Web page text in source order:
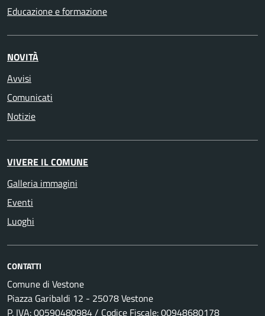
Educazione e formazione
NOVITÀ
Avvisi
Comunicati
Notizie
VIVERE IL COMUNE
Galleria immagini
Eventi
Luoghi
CONTATTI
Comune di Vestone
Piazza Garibaldi 12 - 25078 Vestone
P. IVA: 00590480984 / Codice Fiscale: 00948680178